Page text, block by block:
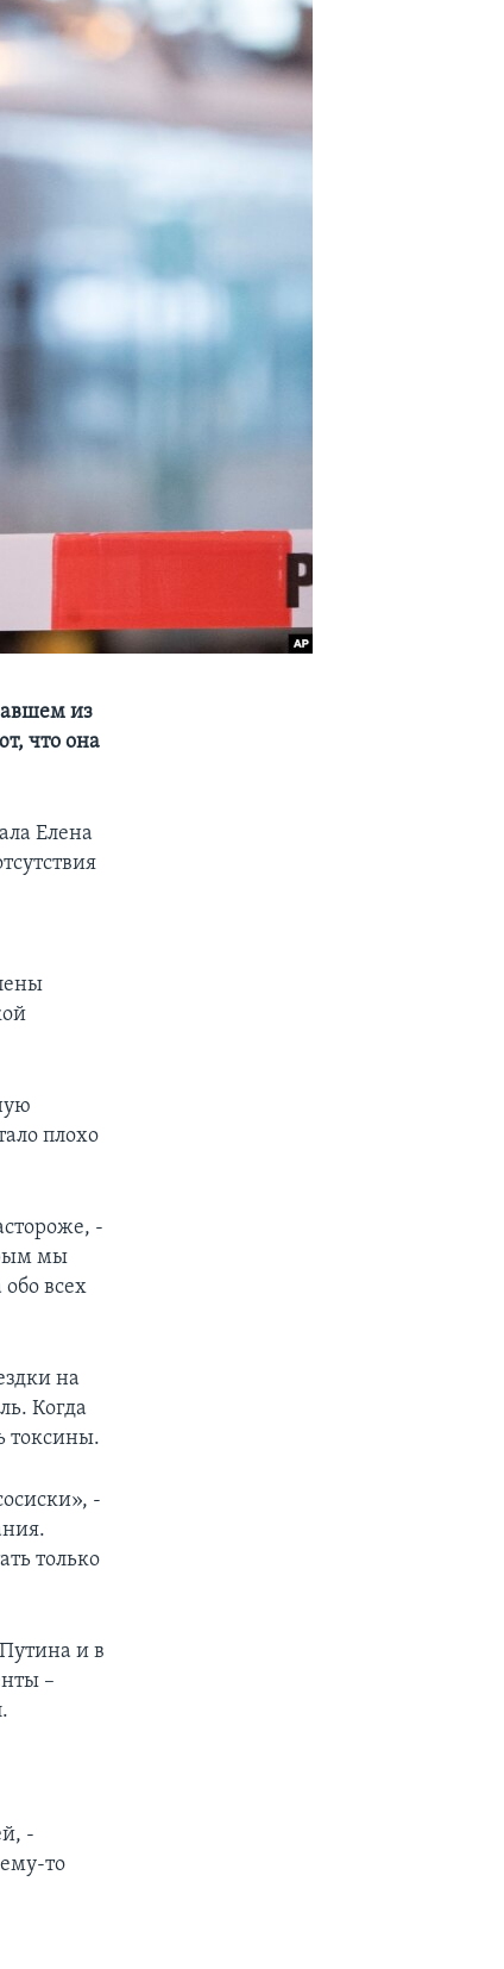
из
что она
Елена
плохо
-
мы
всех
на
Когда
токсины.
-
только
и в
–
-
то